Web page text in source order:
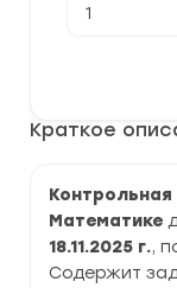
Краткое
Математике
18.11.2025 г.,
Содержит
товара
и
ответы